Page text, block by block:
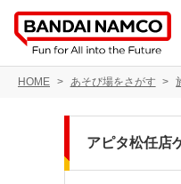
HOME あそび場をさがす
アピタ松任店